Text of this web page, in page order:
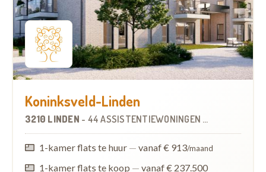
Koninksveld-Linden
3210 LINDEN - 44 ASSISTENTIEWONINGEN OP
1-kamer flats te huur — vanaf € 913/maand
1-kamer flats te koop — vanaf € 237.500